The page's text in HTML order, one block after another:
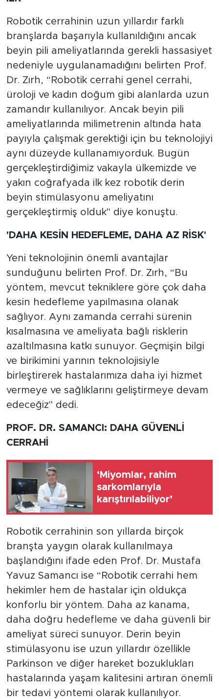
Robotik cerrahinin uzun yıllardır farklı
branşlarda başarıyla kullanıldığını ancak
beyin pili ameliyatlarında gerekli hassasiyet
nedeniyle uygulanamadığını belirten Prof.
Dr. Zırh, “Robotik cerrahi genel cerrahi,
üroloji ve kadın doğum gibi alanlarda uzun
zamandır kullanılıyor. Ancak beyin pili
ameliyatlarında milimetrenin altında hata
payıyla çalışmak gerektiği için bu teknolojiyi
aynı düzeyde kullanamıyorduk. Bugün
gerçekleştirdiğimiz vakayla ülkemizde ve
yakın coğrafyada ilk kez robotik derin
beyin stimülasyonu ameliyatını
gerçekleştirmiş olduk" diye konuştu.
'DAHA KESİN HEDEFLEME, DAHA AZ RİSK'
Yeni teknolojinin önemli avantajlar
sunduğunu belirten Prof. Dr. Zırh, “Bu
yöntem, mevcut tekniklere göre çok daha
kesin hedefleme yapılmasına olanak
sağlıyor. Aynı zamanda cerrahi sürenin
kısalmasına ve ameliyata bağlı risklerin
azaltılmasına katkı sunuyor. Geçmişin bilgi
ve birikimini yarının teknolojisiyle
birleştirerek hastalarımıza daha iyi hizmet
vermeye ve sağlıklarını geliştirmeye devam
edeceğiz" dedi.
PROF. DR. SAMANCI: DAHA GÜVENLİ
CERRAHİ
‘Miyomlar, rahim
sarkomlarıyla
karıştırılabiliyor’
Robotik cerrahinin son yıllarda birçok
branşta yaygın olarak kullanılmaya
başlandığını ifade eden Prof. Dr. Mustafa
Yavuz Samancı ise “Robotik cerrahi hem
hekimler hem de hastalar için oldukça
konforlu bir yöntem. Daha az kanama,
daha doğru hedefleme ve daha güvenli bir
ameliyat süreci sunuyor. Derin beyin
stimülasyonu ise uzun yıllardır özellikle
Parkinson ve diğer hareket bozuklukları
hastalarında yaşam kalitesini artıran önemli
bir tedavi yöntemi olarak kullanılıyor.